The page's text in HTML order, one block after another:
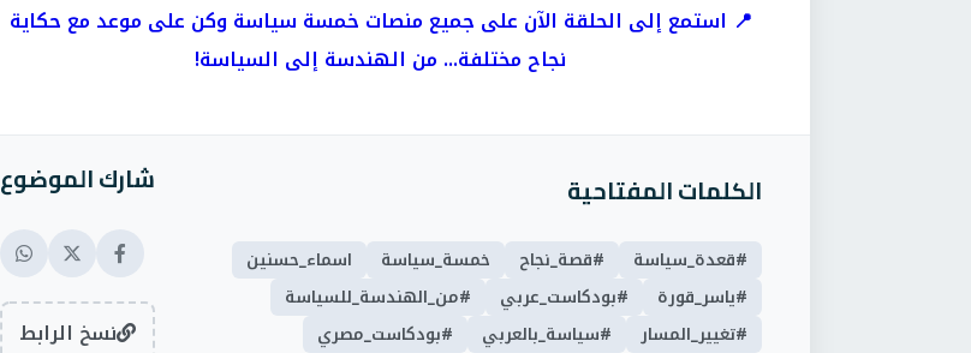
📍 استمع إلى الحلقة الآن على جميع منصات خمسة سياسة وكن على موعد مع حكاية
نجاح مختلفة... من الهندسة إلى السياسة!
الكلمات المفتاحية
#قعدة_سياسة #قصة_نجاح خمسة_سياسة
اسماء_حسنين
#ياسر_قورة
#بودكاست_عربي
#من_الهندسة_للسياسة
#تغيير_المسار
#سياسة_بالعربي #بودكاست_مصري
شارك الموضوع
نسخ الرابط